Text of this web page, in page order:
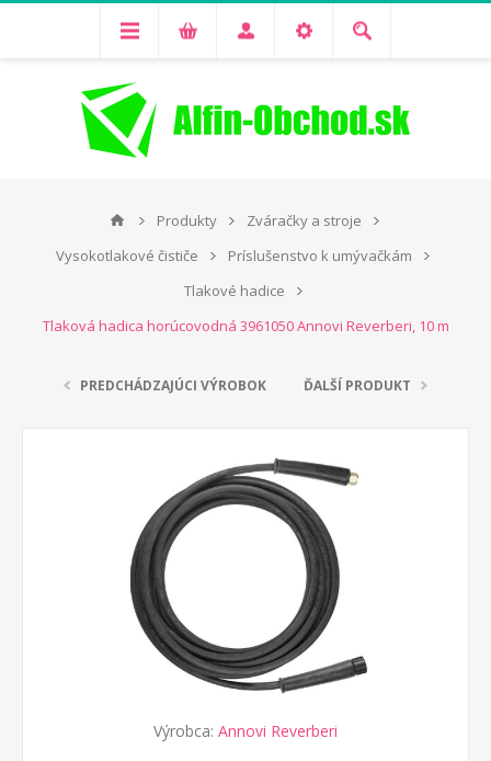
Produkty
Zváračky a stroje
Vysokotlakové čističe
Príslušenstvo k umývačkám
Tlakové hadice
Tlaková hadica horúcovodná 3961050 Annovi Reverberi, 10 m
PREDCHÁDZAJÚCI VÝROBOK ĎALŠÍ PRODUKT
Výrobca: Annovi Reverberi